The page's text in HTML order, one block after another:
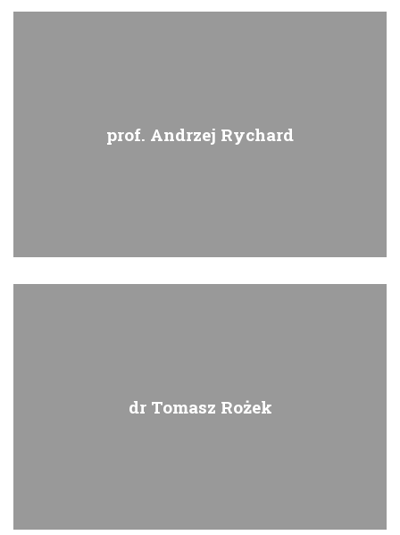
prof. Andrzej Rychard
dr Tomasz Rożek